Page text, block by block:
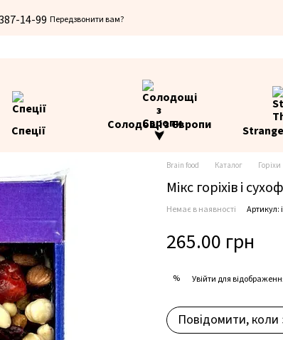
14-99 Передзвонити вам?
Спеції
Солодощі з Європи
⮟
Brain food Каталог Горіхи
Мікс горіхів і
Немає в наявності Артикул:
265.00 грн
% Увійтидля
Повідомити, коли